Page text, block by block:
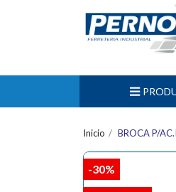
Inicio BROCA P/
-30%